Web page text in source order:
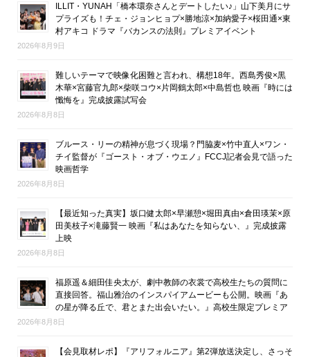
ILLIT・YUNAH「橋本環奈さんとデートしたい♪」山下美月にサ
プライズも！チェ・ジョンヒョプ×勝地涼×加納愛子×桜田通×東
村アキコ ドラマ『バカンスの法則』プレミアイベント
2026年8月9日
難しいテーマで映像化困難と言われ、構想18年。西島秀俊×黒
木華×宮藤官九郎×柴咲コウ×片岡鶴太郎×中島哲也 映画『時には
懺悔を』完成披露試写会
2026年8月8日
ブルース・リーの精神が息づく現場？門脇麦×竹中直人×ワン・
チイ監督が『ゴースト・オブ・ウエノ』FCCJ記者会見で語った
映画哲学
2026年8月8日
【最近知った真実】坂口健太郎×早瀬憩×堀田真由×倉田瑛茉×原
田美枝子×滝藤賢一 映画『私はあなたを知らない、』完成披露
上映
2026年8月8日
福原遥＆細田佳央太が、劇中教師の衣裳で高校生たちの質問に
直接回答。福山雅治のインスパイアムービーも公開。映画『あ
の星が降る丘で、君とまた出会いたい。』高校生限定プレミア
2026年8月8日
【会見取材レポ】『アリフォルニア』第2弾放送決定し、さっそ